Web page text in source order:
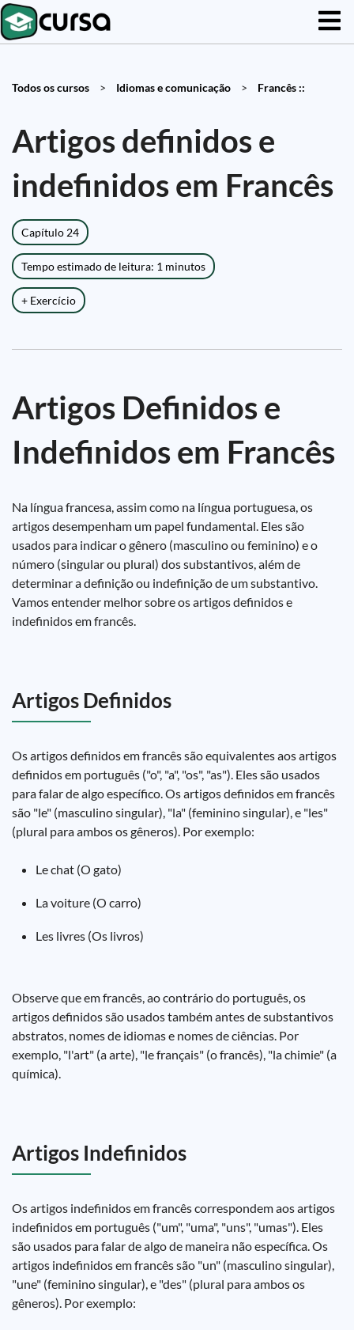
Todos os cursos > Idiomas e comunicação > Francês ::
Artigos definidos e
indefinidos em Francês
Capítulo 24
Tempo estimado de leitura: 1 minutos
+ Exercício
Artigos Definidos e
Indefinidos em Francês
Na língua francesa, assim como na língua portuguesa, os
artigos desempenham um papel fundamental. Eles são
usados para indicar o gênero (masculino ou feminino) e o
número (singular ou plural) dos substantivos, além de
determinar a definição ou indefinição de um substantivo.
Vamos entender melhor sobre os artigos definidos e
indefinidos em francês.
Artigos Definidos
Os artigos definidos em francês são equivalentes aos artigos
definidos em português ("o", "a", "os", "as"). Eles são usados
para falar de algo específico. Os artigos definidos em francês
são "le" (masculino singular), "la" (feminino singular), e "les"
(plural para ambos os gêneros). Por exemplo:
Le chat (O gato)
La voiture (O carro)
Les livres (Os livros)
Observe que em francês, ao contrário do português, os
artigos definidos são usados também antes de substantivos
abstratos, nomes de idiomas e nomes de ciências. Por
exemplo, "l'art" (a arte), "le français" (o francês), "la chimie" (a
química).
Artigos Indefinidos
Os artigos indefinidos em francês correspondem aos artigos
indefinidos em português ("um", "uma", "uns", "umas"). Eles
são usados para falar de algo de maneira não específica. Os
artigos indefinidos em francês são "un" (masculino singular),
"une" (feminino singular), e "des" (plural para ambos os
gêneros). Por exemplo: